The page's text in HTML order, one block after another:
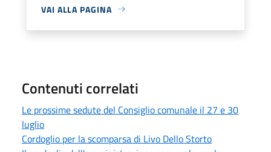
VAI ALLA PAGINA
Contenuti correlati
Le prossime sedute del Consiglio comunale il 27 e 30
luglio
Cordoglio per la scomparsa di Livo Dello Storto